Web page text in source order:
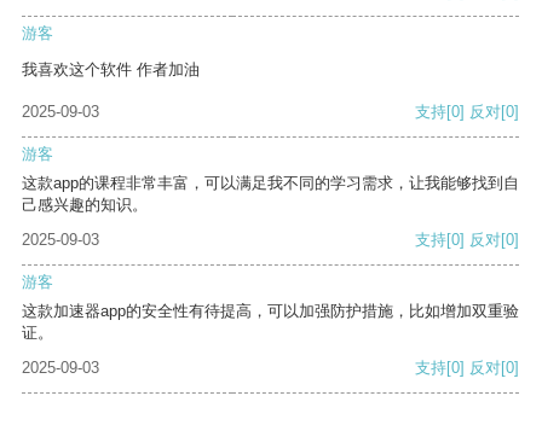
游客
我喜欢这个软件 作者加油
2025-09-03 支持[0] 反对[0]
游客
这款app的课程非常丰富，可以满足我不同的学习需求，让我能够找到自
己感兴趣的知识。
2025-09-03
支持[0] 反对[0]
游客
这款加速器app的安全性有待提高，可以加强防护措施，比如增加双重验
证。
2025-09-03
支持[0] 反对[0]